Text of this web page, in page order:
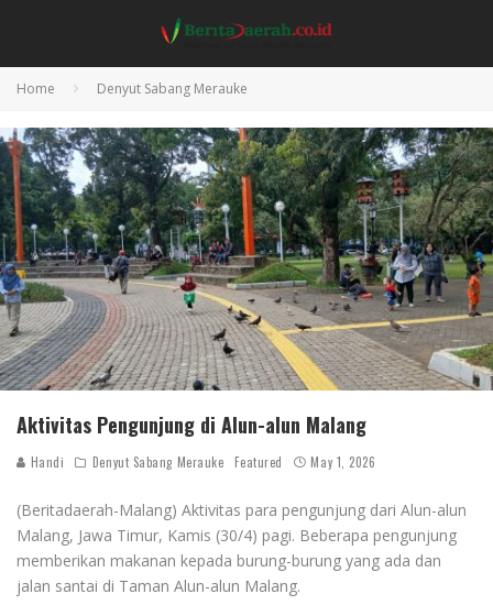
Home Denyut Sabang Merauke
Aktivitas Pengunjung di Alun-alun Malang
Handi Denyut Sabang Merauke Featured May 1, 2026
(Beritadaerah-Malang) Aktivitas para pengunjung dari Alun-alun
Malang, Jawa Timur, Kamis (30/4) pagi. Beberapa pengunjung
memberikan makanan kepada burung-burung yang ada dan
jalan santai di Taman Alun-alun Malang.